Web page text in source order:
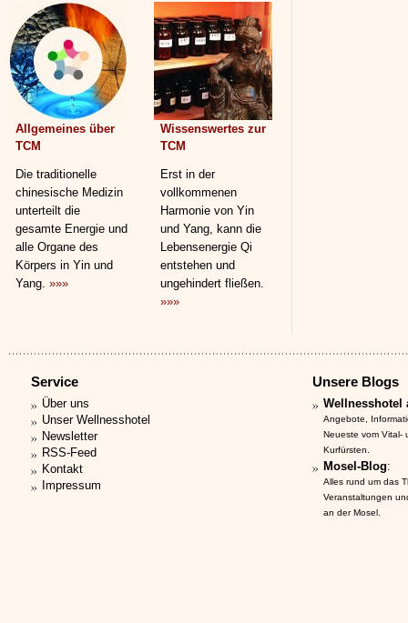
Allgemeines über
TCM
Die traditionelle
chinesische Medizin
unterteilt die
gesamte Energie und
alle Organe des
Körpers in Yin und
Yang. »»»
Wissenswertes zur
TCM
Erst in der
vollkommenen
Harmonie von Yin
und Yang, kann die
Lebensenergie Qi
entstehen und
ungehindert fließen.
»»»
Service
Über uns
Unser Wellnesshotel
Newsletter
RSS-Feed
Kontakt
Impressum
Unsere Blogs
Wellnesshotel
Angebote,
Neueste vom Vital-
Kurfürsten.
Mosel-Blog:
Alles rund um das
Veranstaltungen
an der Mosel.